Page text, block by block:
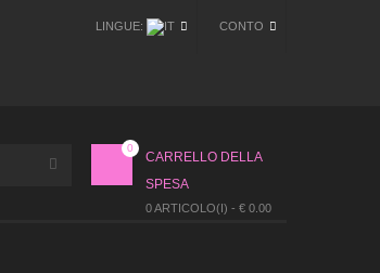
CONTO
LINGUE:
CARRELLO DELLA
SPESA
0 ARTICOLO(I) - € 0.00
0